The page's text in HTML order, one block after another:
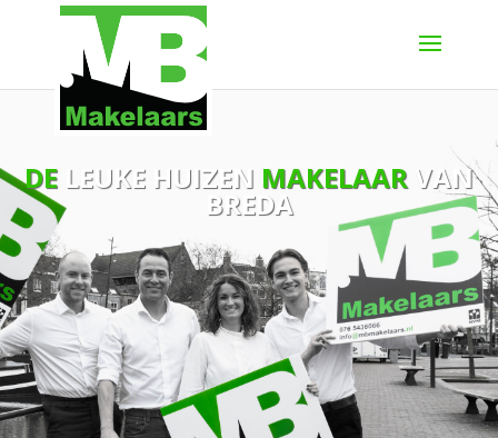
DE LEUKE HUIZEN MAKELAAR VAN
BREDA